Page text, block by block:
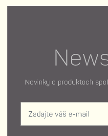
Novinky o produktoch